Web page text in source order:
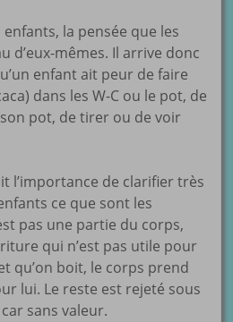
la pensée que les
d’eux-mêmes. Il arrive donc
enfant ait peur de faire
dans les W-C ou le pot, de
pot, de tirer ou de voir
l’importance de clarifier très
ce que sont les
pas une partie du corps,
qui n’est pas utile pour
qu’on boit, le corps prend
lui. Le reste est rejeté sous
sans valeur.